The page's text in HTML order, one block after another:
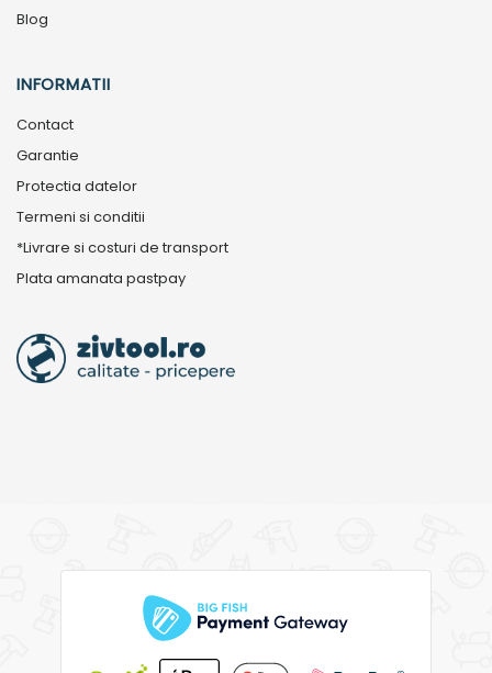
Blog
INFORMATII
Contact
Garantie
Protectia datelor
Termeni si conditii
*Livrare si costuri de transport
Plata amanata pastpay